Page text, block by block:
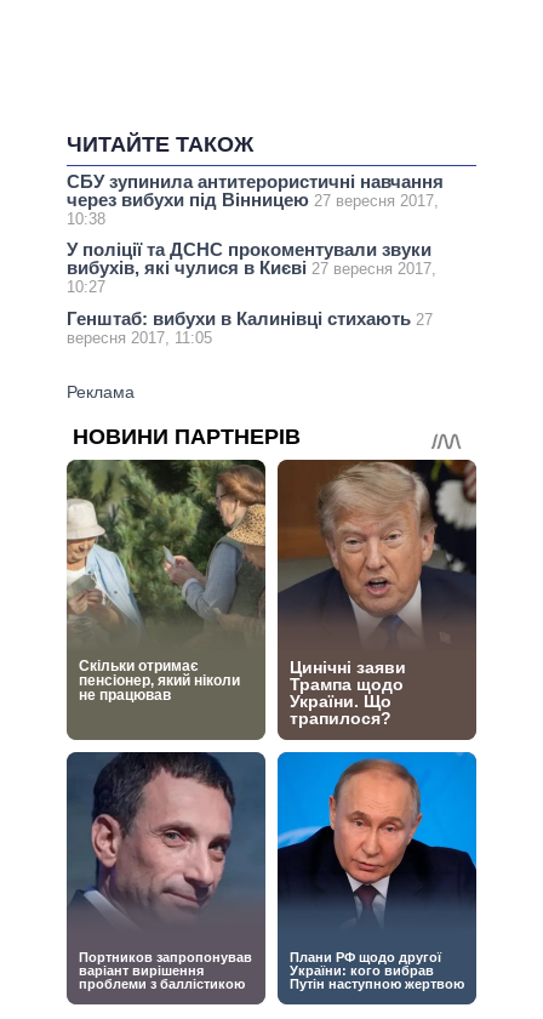
ЧИТАЙТЕ ТАКОЖ
СБУ зупинила антитерористичні навчання
через вибухи під Вінницею 27 вересня 2017,
10:38
У поліції та ДСНС прокоментували звуки
вибухів, які чулися в Києві 27 вересня 2017,
10:27
Генштаб: вибухи в Калинівці стихають 27
вересня 2017, 11:05